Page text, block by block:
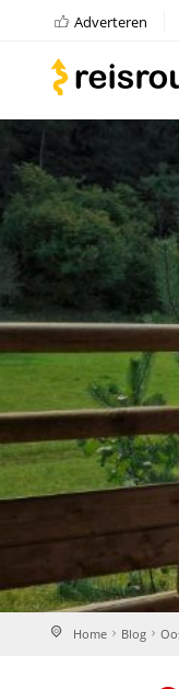
Adverteren
Home Blog